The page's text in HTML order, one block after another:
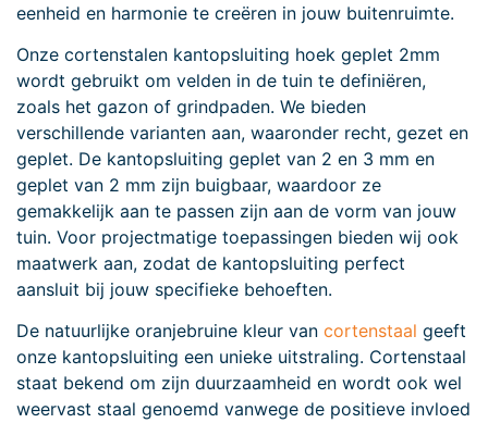
eenheid en harmonie te creëren in jouw buitenruimte.
Onze cortenstalen kantopsluiting hoek geplet 2mm
wordt gebruikt om velden in de tuin te definiëren,
zoals het gazon of grindpaden. We bieden
verschillende varianten aan, waaronder recht, gezet en
geplet. De kantopsluiting geplet van 2 en 3 mm en
geplet van 2 mm zijn buigbaar, waardoor ze
gemakkelijk aan te passen zijn aan de vorm van jouw
tuin. Voor projectmatige toepassingen bieden wij ook
maatwerk aan, zodat de kantopsluiting perfect
aansluit bij jouw specifieke behoeften.
De natuurlijke oranjebruine kleur van cortenstaal geeft
onze kantopsluiting een unieke uitstraling. Cortenstaal
staat bekend om zijn duurzaamheid en wordt ook wel
weervast staal genoemd vanwege de positieve invloed